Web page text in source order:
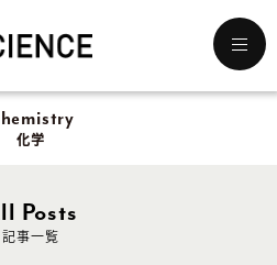
ュ
化学
Posts
記事一覧